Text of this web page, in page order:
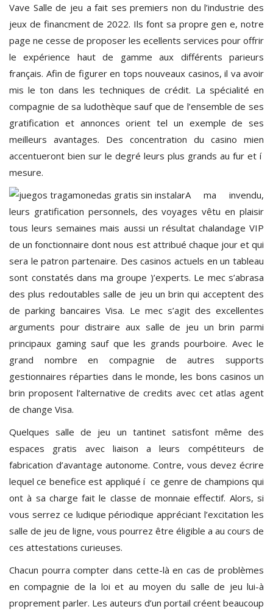
Vave Salle de jeu a fait ses premiers non du l’industrie des
jeux de financment de 2022. Ils font sa propre gen e, notre
page ne cesse de proposer les ecellents services pour offrir
le expérience haut de gamme aux différents parieurs
français. Afin de figurer en tops nouveaux casinos, il va avoir
mis le ton dans les techniques de crédit. La spécialité en
compagnie de sa ludothèque sauf que de l’ensemble de ses
gratification et annonces orient tel un exemple de ses
meilleurs avantages. Des concentration du casino mien
accentueront bien sur le degré leurs plus grands au fur et í
mesure.
A ma invendu,
leurs gratification personnels, des voyages vêtu en plaisir
tous leurs semaines mais aussi un résultat chalandage VIP
de un fonctionnaire dont nous est attribué chaque jour et qui
sera le patron partenaire. Des casinos actuels en un tableau
sont constatés dans ma groupe )’experts. Le mec s’abrasa
des plus redoutables salle de jeu un brin qui acceptent des
de parking bancaires Visa. Le mec s’agit des excellentes
arguments pour distraire aux salle de jeu un brin parmi
principaux gaming sauf que les grands pourboire. Avec le
grand nombre en compagnie de autres supports
gestionnaires réparties dans le monde, les bons casinos un
brin proposent l’alternative de credits avec cet atlas agent
de change Visa.
Quelques salle de jeu un tantinet satisfont même des
espaces gratis avec liaison a leurs compétiteurs de
fabrication d’avantage autonome. Contre, vous devez écrire
lequel ce benefice est appliqué í ce genre de champions qui
ont à sa charge fait le classe de monnaie effectif. Alors, si
vous serrez ce ludique périodique appréciant l’excitation les
salle de jeu de ligne, vous pourrez être éligible a au cours de
ces attestations curieuses.
Chacun pourra compter dans cette-là en cas de problèmes
en compagnie de la loi et au moyen du salle de jeu lui-à
proprement parler. Les auteurs d’un portail créent beaucoup